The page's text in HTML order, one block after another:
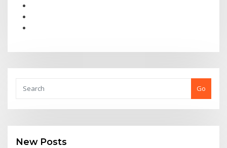
Go
New Posts